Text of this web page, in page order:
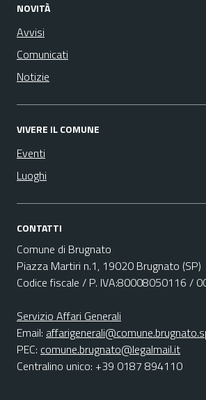
NOVITÀ
Avvisi
Comunicati
Notizie
VIVERE IL COMUNE
Eventi
Luoghi
CONTATTI
Comune di Brugnato
Piazza Martiri n.1, 19020 Brugnato (SP)
Codice fiscale / P. IVA:80008050116 /
Servizio Affari Generali
Email:
PEC: comune.brugnato@legalmail.it
Centralino unico: +39 0187 894110